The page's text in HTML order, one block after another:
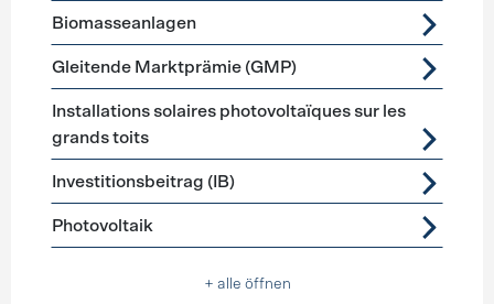
Biomasseanlagen
Gleitende Marktprämie (GMP)
Installations solaires photovoltaïques sur les
grands toits
Investitionsbeitrag (IB)
Photovoltaik
+ alle öffnen